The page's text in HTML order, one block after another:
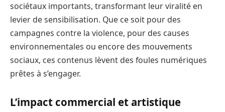
sociétaux importants, transformant leur viralité en
levier de sensibilisation. Que ce soit pour des
campagnes contre la violence, pour des causes
environnementales ou encore des mouvements
sociaux, ces contenus lèvent des foules numériques
prêtes à s’engager.
L’impact commercial et artistique